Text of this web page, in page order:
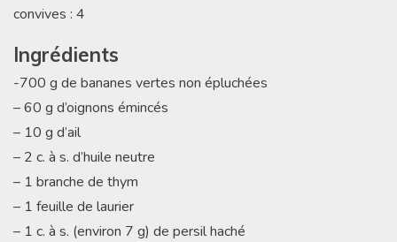
convives : 4
Ingrédients
-700 g de bananes vertes non épluchées
– 60 g d’oignons émincés
– 10 g d’ail
– 2 c. à s. d’huile neutre
– 1 branche de thym
– 1 feuille de laurier
– 1 c. à s. (environ 7 g) de persil haché